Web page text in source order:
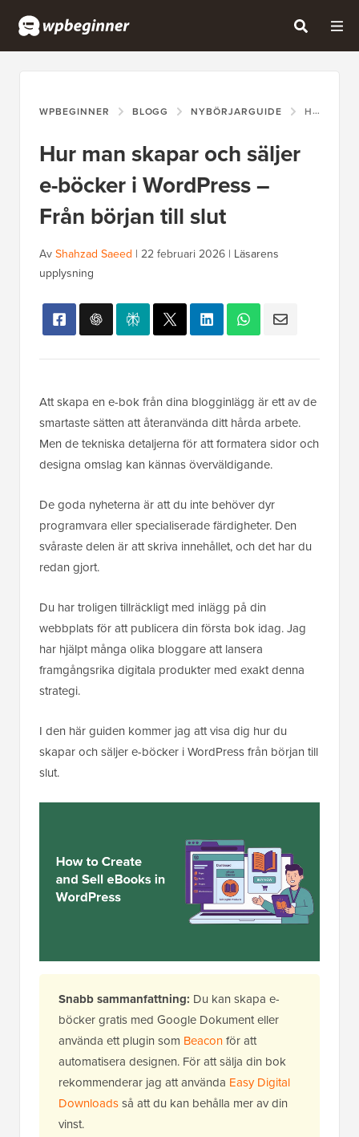
WPBEGINNER BLOGG NYBÖRJARGUIDE HUR MAN SKAPAR OCH SÄLJER E-BÖCKER I WORDPRESS – FRÅN BÖRJAN TILL SLUT
Hur man skapar och säljer
e-böcker i WordPress –
Från början till slut
AvShahzad Saeed | 22 februari 2026 | Läsarens
upplysning
Att skapa en e-bok från dina blogginlägg är ett av de
smartaste sätten att återanvända ditt hårda arbete.
Men de tekniska detaljerna för att formatera sidor och
designa omslag kan kännas överväldigande.
De goda nyheterna är att du inte behöver dyr
programvara eller specialiserade färdigheter. Den
svåraste delen är att skriva innehållet, och det har du
redan gjort.
Du har troligen tillräckligt med inlägg på din
webbplats för att publicera din första bok idag. Jag
har hjälpt många olika bloggare att lansera
framgångsrika digitala produkter med exakt denna
strategi.
I den här guiden kommer jag att visa dig hur du
skapar och säljer e-böcker i WordPress från början till
slut.
Snabb sammanfattning: Du kan skapa e-
böcker gratis med Google Dokument eller
använda ett plugin som Beaconför att
automatisera designen. För att sälja din bok
rekommenderar jag att använda Easy Digital
Downloadsså att du kan behålla mer av din
vinst.